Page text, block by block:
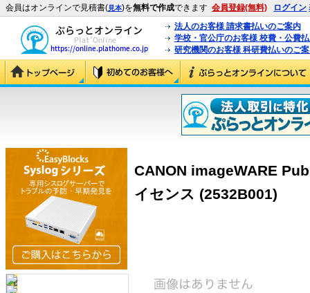
会員はオンラインで見積書(見本)を無料で作成できます 会員登録(無料) ログイン
法人のお客様 請求書払いのご案内
学校・官公庁のお客様 校費・公費
研究機関のお客様 科研費払いのご
CANON imageWARE
イセンス (2532B001)